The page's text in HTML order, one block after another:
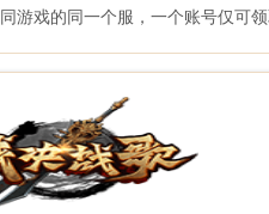
游戏的同一个服，一个账号仅可领